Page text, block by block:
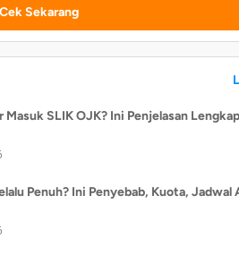
Cek Sekarang
Masuk SLIK OJK? Ini Penjelasan
Penuh? Ini Penyebab, Kuota, Jadwal